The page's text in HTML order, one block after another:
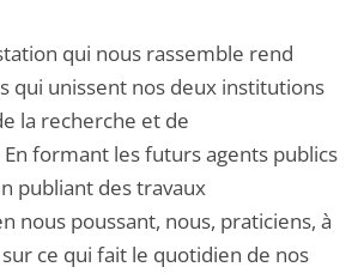
qui nous rassemble rend
qui unissent nos deux institutions
la recherche et de
En formant les futurs agents publics
publiant des travaux
nous poussant, nous, praticiens, à
ce qui fait le quotidien de nos